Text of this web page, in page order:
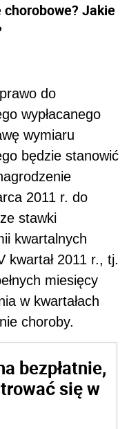
Jakie
do
wypłacanego
wymiaru
będzie stanowić
2011 r. do
stawki
kwartalnych
kwartał 2011 r., tj.
miesięcy
w kwartałach
choroby.
bezpłatnie,
się w